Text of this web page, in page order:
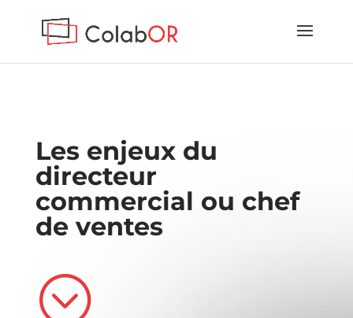
Les enjeux du
directeur
commercial ou chef
de ventes
;